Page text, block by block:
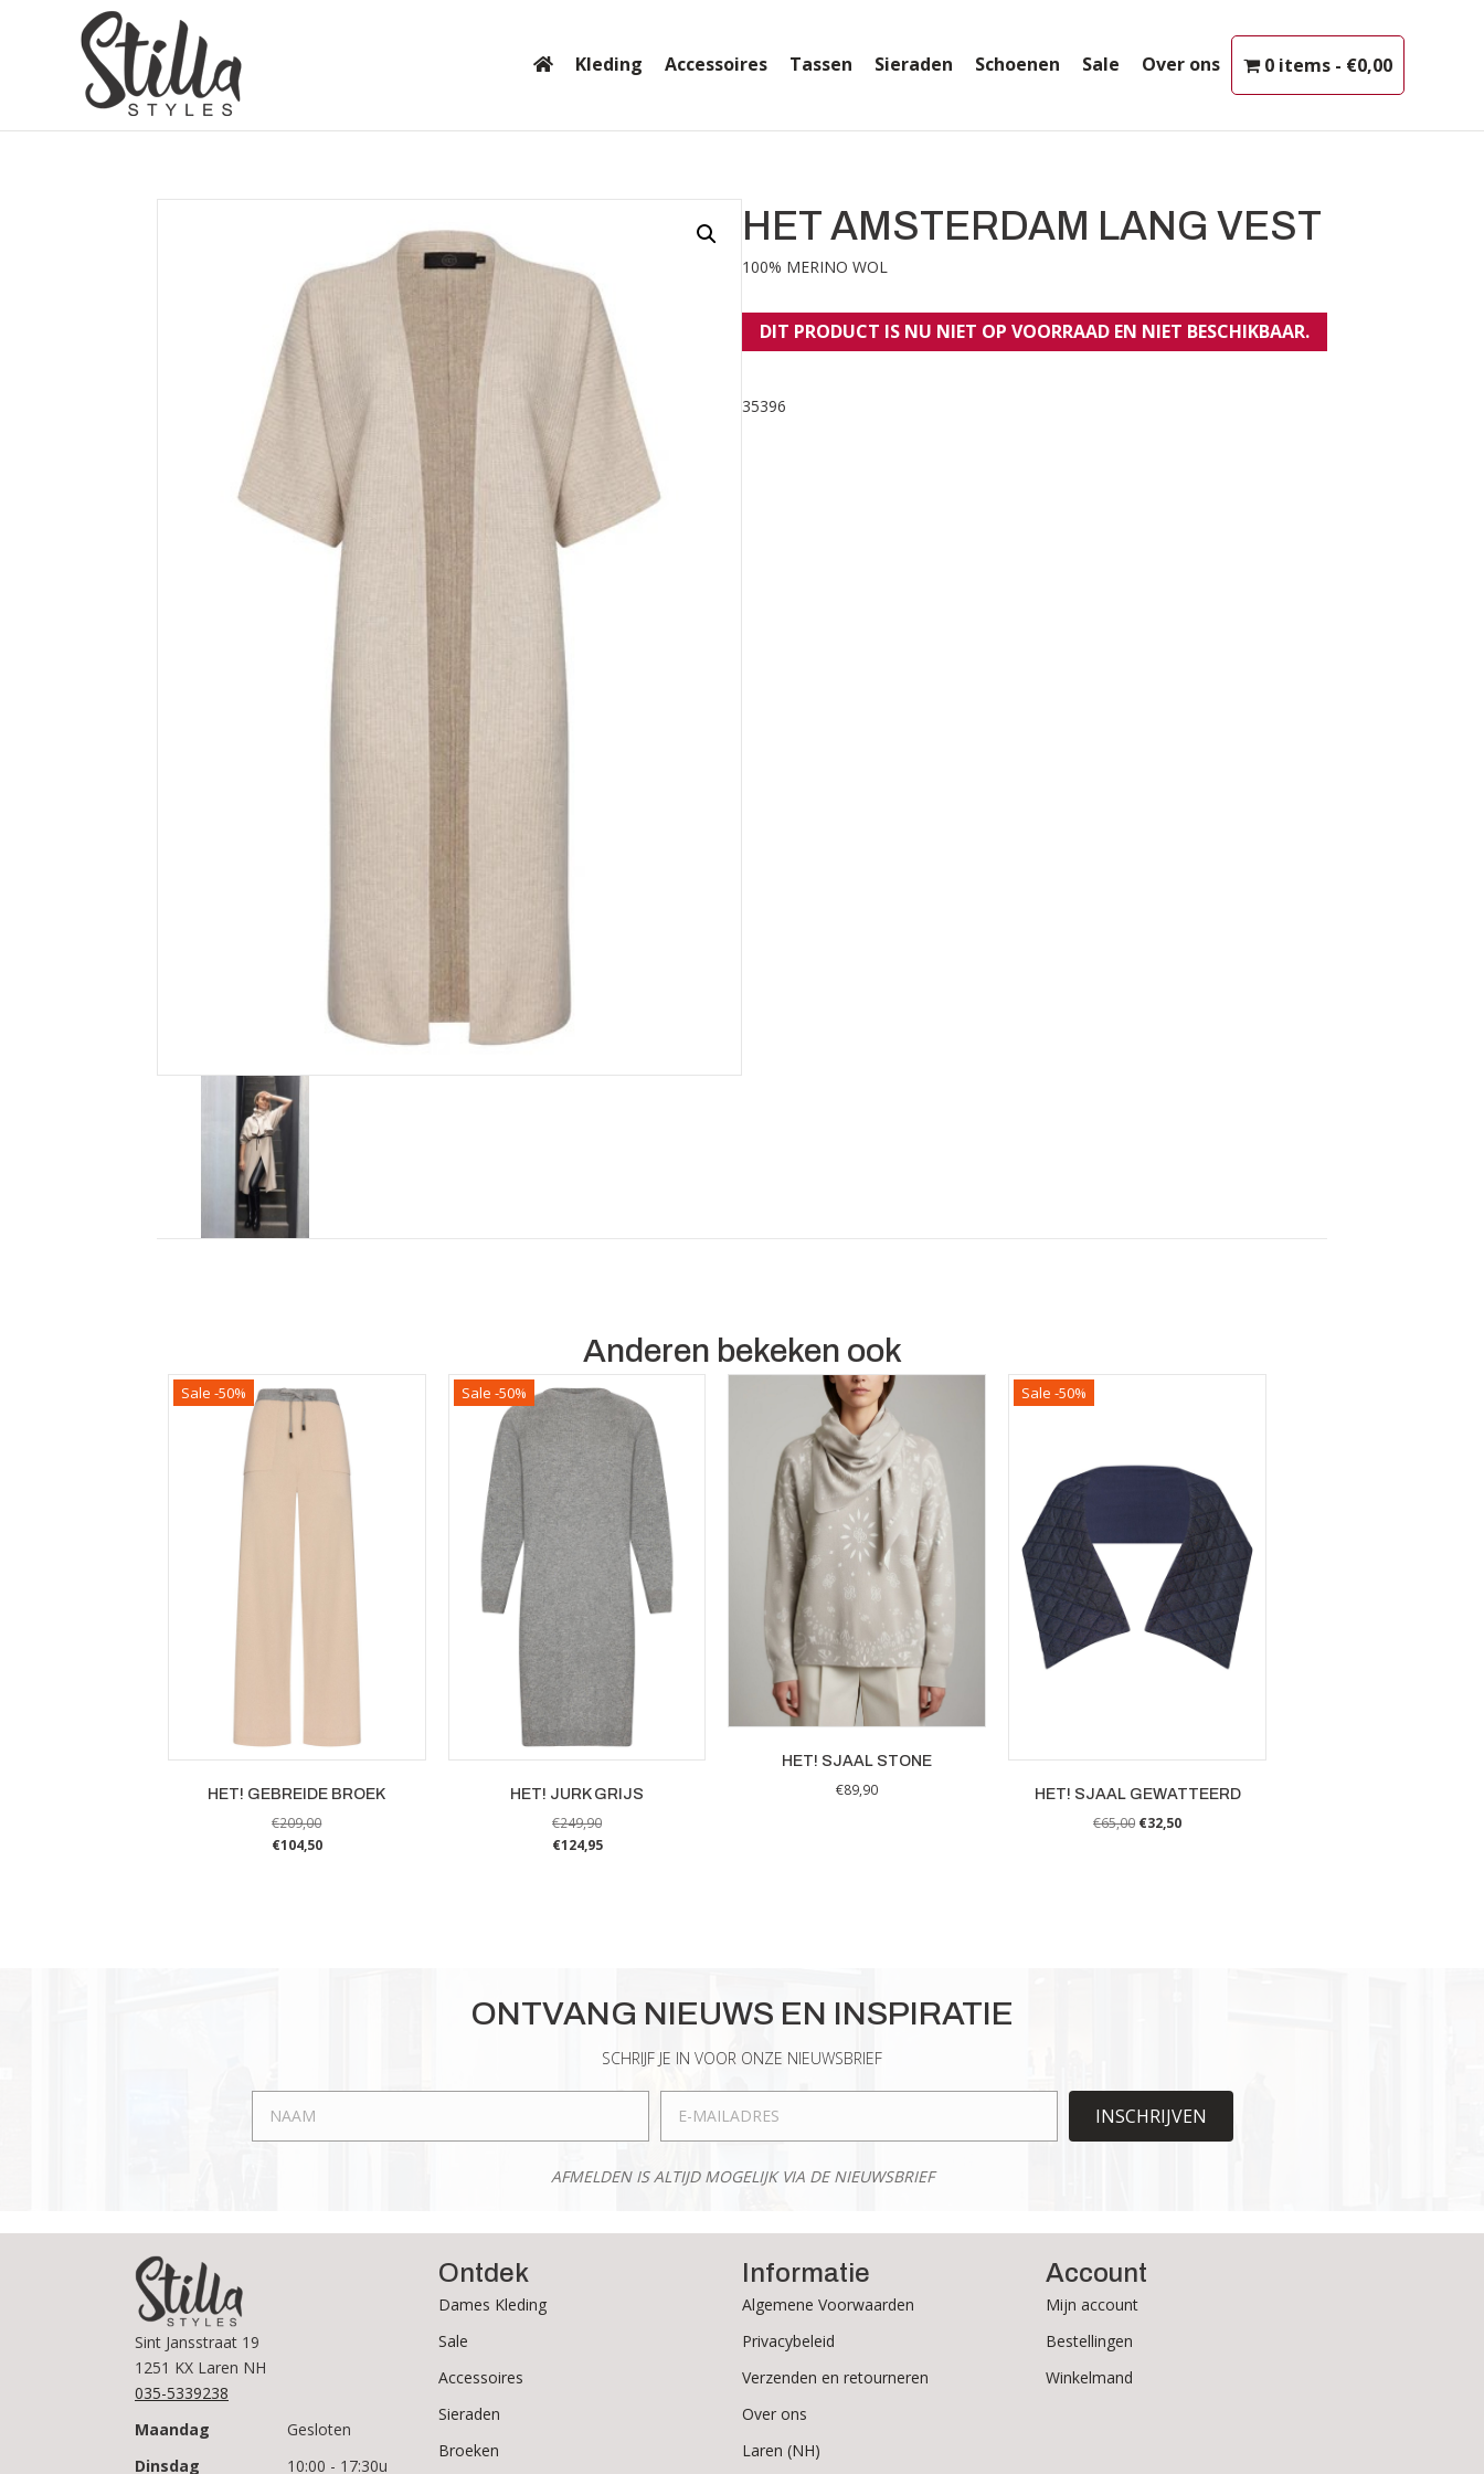
Kleding Accessoires Tassen Sieraden Schoenen Sale Over ons 0 items €0,00
HET AMSTERDAM LANG VEST
100% MERINO WOL
DIT PRODUCT IS NU NIET OP VOORRAAD EN NIET BESCHIKBAAR.
35396
Anderen bekeken ook
Sale -50%
HET! GEBREIDE BROEK
€209,00
€104,50
op
Sale -50%
HET! JURK GRIJS
€249,90
€124,95
Deze
optie
productpagina
HET! SJAAL STONE
€89,90
Sale -50%
HET! SJAAL GEWATTEERD
€65,00 €32,50
ONTVANG NIEUWS EN INSPIRATIE
SCHRIJF JE IN VOOR ONZE NIEUWSBRIEF
INSCHRIJVEN
AFMELDEN IS ALTIJD MOGELIJK VIA DE NIEUWSBRIEF
Sint Jansstraat 19
1251 KX Laren NH
035-5339238
Maandag
Gesloten
Dinsdag
10:00 - 17:30u
Ontdek
Dames Kleding
Sale
Accessoires
Sieraden
Broeken
Informatie
Algemene Voorwaarden
Privacybeleid
Verzenden en retourneren
Over ons
Laren (NH)
Account
Mijn account
Bestellingen
Winkelmand